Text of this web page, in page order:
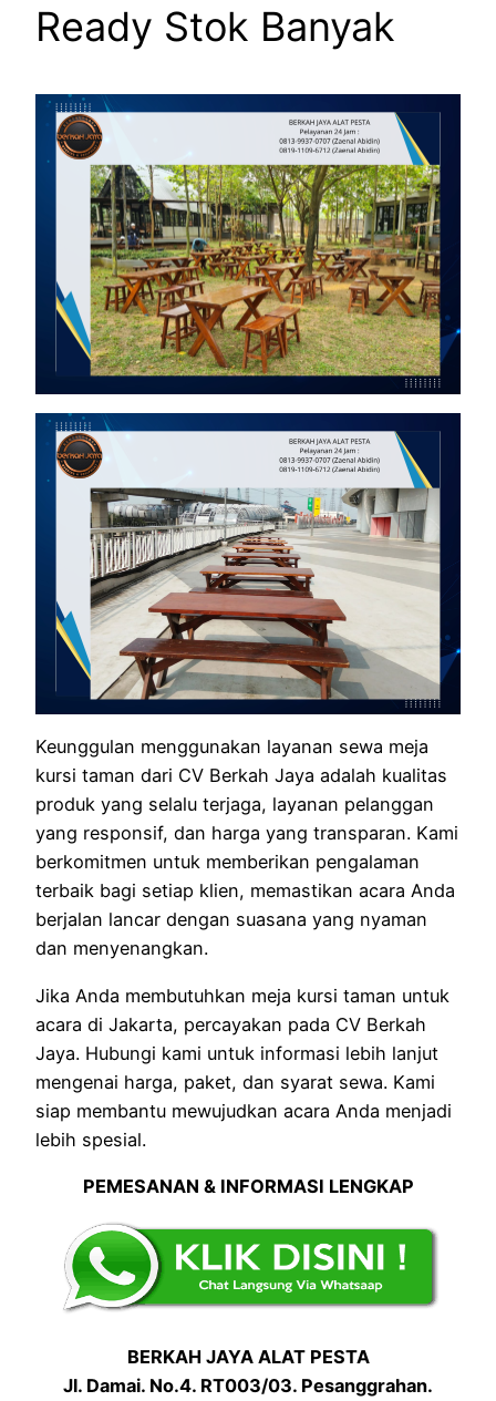
Ready Stok Banyak
Keunggulan menggunakan layanan sewa meja
kursi taman dari CV Berkah Jaya adalah kualitas
produk yang selalu terjaga, layanan pelanggan
yang responsif, dan harga yang transparan. Kami
berkomitmen untuk memberikan pengalaman
terbaik bagi setiap klien, memastikan acara Anda
berjalan lancar dengan suasana yang nyaman
dan menyenangkan.
Jika Anda membutuhkan meja kursi taman untuk
acara di Jakarta, percayakan pada CV Berkah
Jaya. Hubungi kami untuk informasi lebih lanjut
mengenai harga, paket, dan syarat sewa. Kami
siap membantu mewujudkan acara Anda menjadi
lebih spesial.
PEMESANAN & INFORMASI LENGKAP
BERKAH JAYA ALAT PESTA
Jl. Damai. No.4. RT003/03. Pesanggrahan.